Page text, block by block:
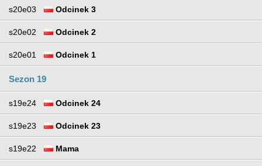
s20e03 Odcinek 3
s20e02 Odcinek 2
s20e01 Odcinek 1
Sezon 19
s19e24 Odcinek 24
s19e23 Odcinek 23
s19e22 Mama